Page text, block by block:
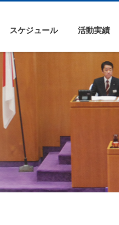
スケジュール 活動実績